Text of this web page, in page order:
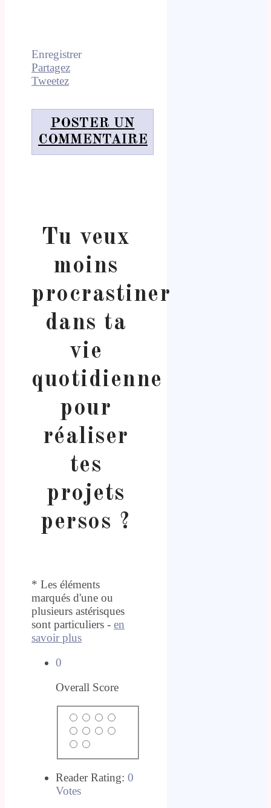
Enregistrer
Partagez
Tweetez
POSTER UN
COMMENTAIRE
Tu veux
moins
procrastiner
dans ta
vie
quotidienne
pour
réaliser
tes
projets
persos ?
* Les éléments
marqués d'une ou
plusieurs astérisques
sont particuliers - en
savoir plus
0
Overall Score
Reader Rating: 0
Votes